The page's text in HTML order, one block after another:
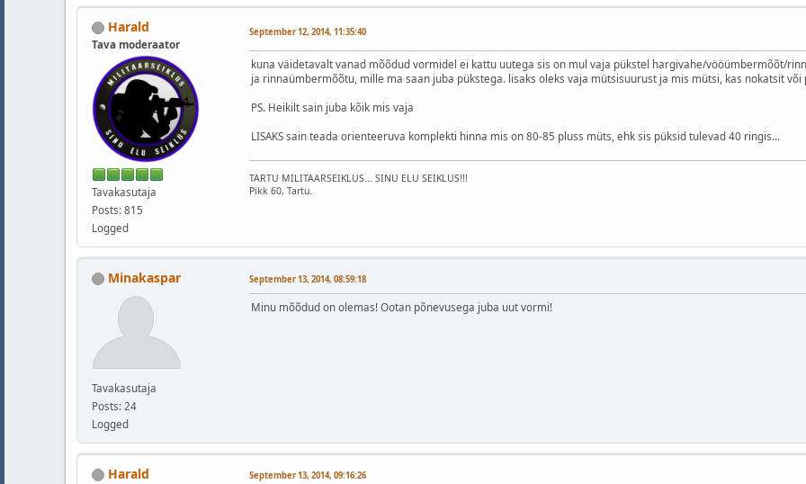
Harald
Tava moderaator
Tavakasutaja
Posts: 815
Logged
September 12, 2014, 11:35:40
kuna väidetavalt vanad mõõdud vormidel ei kattu uutega sis on mul vaja pükstel hargivahe/vööümbermõõt/
ja rinnaümbermõõtu, mille ma saan juba pükstega. lisaks oleks vaja mütsisuurust ja mis mütsi, kas nokatsit või
PS. Heikilt sain juba kõik mis vaja
LISAKS sain teada orienteeruva komplekti hinna mis on 80-85 pluss müts, ehk sis püksid tulevad 40 ringis...
TARTU MILITAARSEIKLUS... SINU ELU SEIKLUS!!!
Pikk 60, Tartu.
Minakaspar
Tavakasutaja
Posts: 24
Logged
September 13, 2014, 08:59:18
Minu mõõdud on olemas! Ootan põnevusega juba uut vormi!
Harald September 13, 2014, 09:16:26